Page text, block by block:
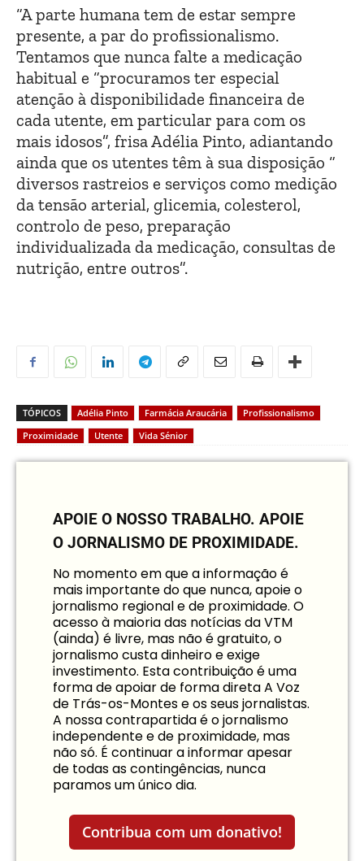
“A parte humana tem de estar sempre
presente, a par do profissionalismo.
Tentamos que nunca falte a medicação
habitual e “procuramos ter especial
atenção à disponibilidade financeira de
cada utente, em particular para com os
mais idosos”, frisa Adélia Pinto, adiantando
ainda que os utentes têm à sua disposição “
diversos rastreios e serviços como medição
da tensão arterial, glicemia, colesterol,
controlo de peso, preparação
individualizada da medicação, consultas de
nutrição, entre outros”.
TÓPICOS Adélia Pinto Farmácia Araucária
Profissionalismo
Proximidade
Utente Vida Sénior
APOIE O NOSSO TRABALHO. APOIE
O JORNALISMO DE PROXIMIDADE.
No momento em que a informação é
mais importante do que nunca, apoie o
jornalismo regional e de proximidade. O
acesso à maioria das notícias da VTM
(ainda) é livre, mas não é gratuito, o
jornalismo custa dinheiro e exige
investimento. Esta contribuição é uma
forma de apoiar de forma direta A Voz
de Trás-os-Montes e os seus jornalistas.
A nossa contrapartida é o jornalismo
independente e de proximidade, mas
não só. É continuar a informar apesar
de todas as contingências, nunca
paramos um único dia.
Contribua com um donativo!